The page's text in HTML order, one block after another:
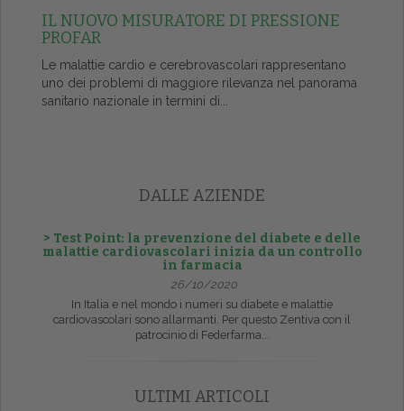
IL NUOVO MISURATORE DI PRESSIONE
PROFAR
Le malattie cardio e cerebrovascolari rappresentano
uno dei problemi di maggiore rilevanza nel panorama
sanitario nazionale in termini di...
DALLE AZIENDE
> Test Point: la prevenzione del diabete e delle
malattie cardiovascolari inizia da un controllo
in farmacia
26/10/2020
In Italia e nel mondo i numeri su diabete e malattie
cardiovascolari sono allarmanti. Per questo Zentiva con il
patrocinio di Federfarma...
ULTIMI ARTICOLI